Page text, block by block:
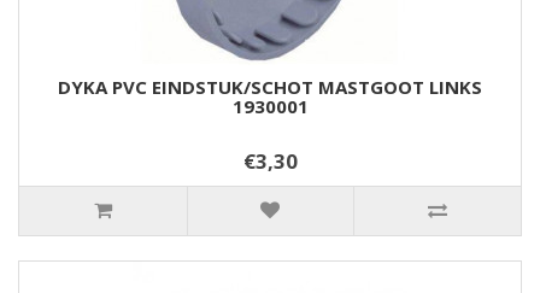
DYKA PVC EINDSTUK/SCHOT MASTGOOT LINKS
1930001
€3,30